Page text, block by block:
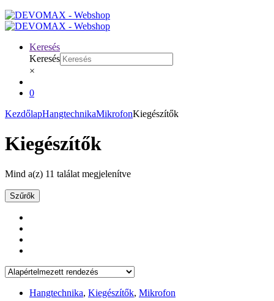
Keresés
Keresés
×
0
KezdőlapHangtechnikaMikrofonKiegészítők
Kiegészítők
Mind a(z) 11 találat megjelenítve
Szűrők
Hangtechnika, Kiegészítők, Mikrofon